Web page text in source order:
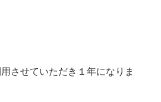
させていただき１年になりま